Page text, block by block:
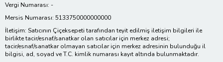
Vergi Numarası: -
Mersis Numarası: 5133750000000000
İletişim: Satıcının Çiçeksepeti tarafından teyit edilmiş iletişim bilgileri ile
birlikte tacir/esnaf/sanatkar olan satıcılar için merkez adresi;
tacir/esnaf/sanatkar olmayan satıcılar için merkez adresinin bulunduğu il
bilgisi, ad, soyad ve T.C. kimlik numarası kayıt altında bulunmaktadır.